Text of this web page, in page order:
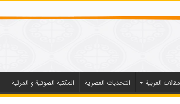
مقالات العربیة التحديات العصرية المكتبة الصوتية و المرئية